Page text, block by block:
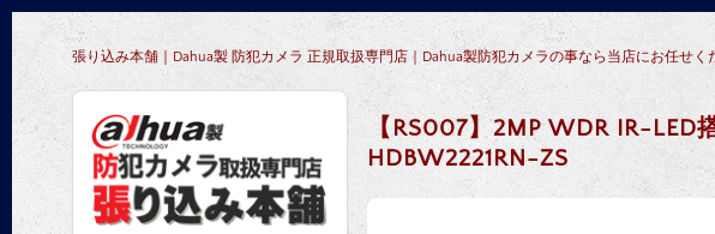
張り込み本舗｜Dahua製 防犯カメラ 正規取扱専門店｜Dahua製防犯カメラの事なら当店にお任せく
【RS007】2MP WDR IR-
HDBW2221RN-ZS